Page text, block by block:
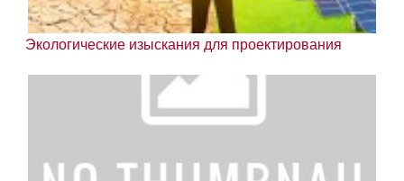
Экологические изыскания для проектирования